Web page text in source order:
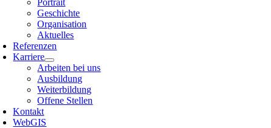
Portrait
Geschichte
Organisation
Aktuelles
Referenzen
Karriere
Arbeiten bei uns
Ausbildung
Weiterbildung
Offene Stellen
Kontakt
WebGIS